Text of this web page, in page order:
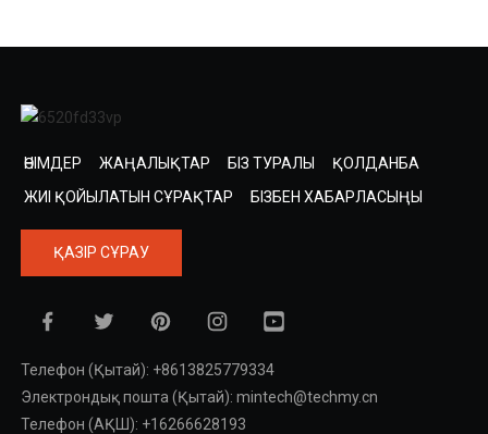
ӨНІМДЕР ЖАҢАЛЫҚТАР БІЗ ТУРАЛЫ
ҚОЛДАНБА
ЖИІ ҚОЙЫЛАТЫН СҰРАҚТАР
БІЗБЕН ХАБАРЛАСЫҢЫ
ҚАЗІР СҰРАУ
Телефон (Қытай): +8613825779334
Электрондық пошта (Қытай): mintech@techmy.cn
Телефон (АҚШ): +16266628193